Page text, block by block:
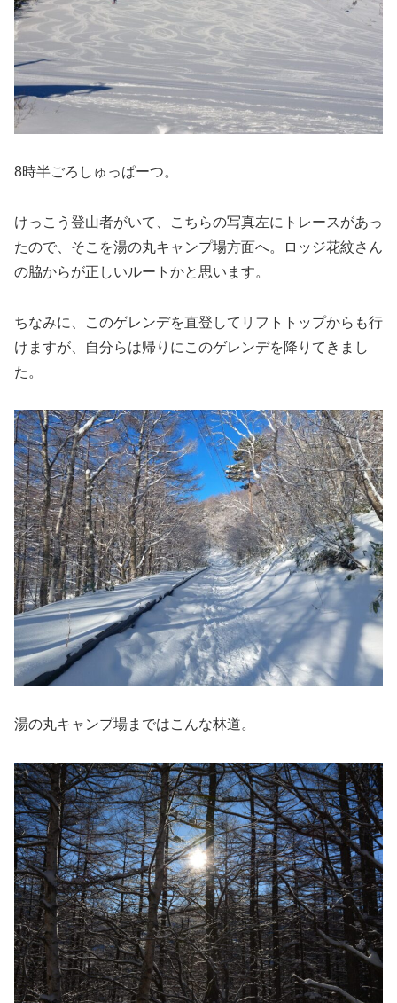
8時半ごろしゅっぱーつ。
けっこう登山者がいて、こちらの写真左にトレースがあっ
たので、そこを湯の丸キャンプ場方面へ。ロッジ花紋さん
の脇からが正しいルートかと思います。
ちなみに、このゲレンデを直登してリフトトップからも行
けますが、自分らは帰りにこのゲレンデを降りてきまし
た。
湯の丸キャンプ場まではこんな林道。